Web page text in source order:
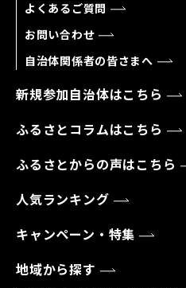
よくあるご質問
お問い合わせ
自治体関係者の皆さまへ
新規参加自治体はこちら
ふるさとコラムはこちら
ふるさとからの声はこちら
人気ランキング
キャンペーン・特集
地域から探す